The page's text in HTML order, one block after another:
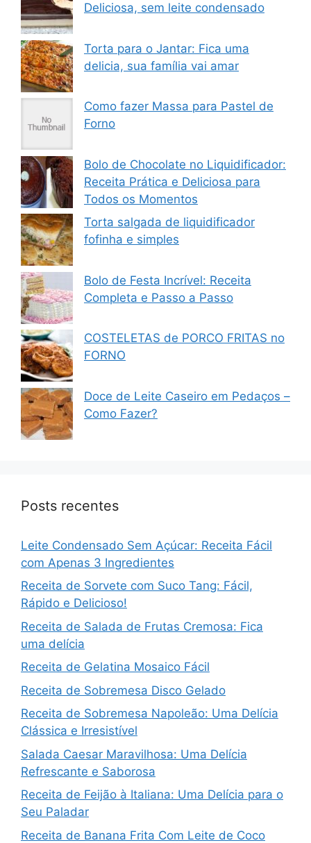
Deliciosa, sem leite condensado
Torta para o Jantar: Fica uma
delicia, sua família vai amar
Como fazer Massa para Pastel de
Forno
Bolo de Chocolate no Liquidificador:
Receita Prática e Deliciosa para
Todos os Momentos
Torta salgada de liquidificador
fofinha e simples
Bolo de Festa Incrível: Receita
Completa e Passo a Passo
COSTELETAS de PORCO FRITAS no
FORNO
Doce de Leite Caseiro em Pedaços –
Como Fazer?
Posts recentes
Leite Condensado Sem Açúcar: Receita Fácil
com Apenas 3 Ingredientes
Receita de Sorvete com Suco Tang: Fácil,
Rápido e Delicioso!
Receita de Salada de Frutas Cremosa: Fica
uma delícia
Receita de Gelatina Mosaico Fácil
Receita de Sobremesa Disco Gelado
Receita de Sobremesa Napoleão: Uma Delícia
Clássica e Irresistível
Salada Caesar Maravilhosa: Uma Delícia
Refrescante e Saborosa
Receita de Feijão à Italiana: Uma Delícia para o
Seu Paladar
Receita de Banana Frita Com Leite de Coco